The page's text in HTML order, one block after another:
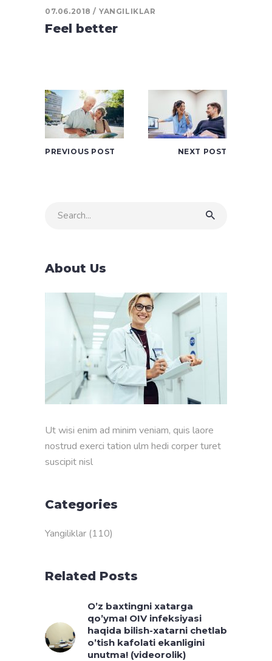
07.06.2018 YANGILIKLAR
Feel better
PREVIOUS POST NEXT POST
Search
About Us
Ut wisi enim ad minim veniam, quis laore
nostrud exerci tation ulm hedi corper turet
suscipit nisl
Categories
Yangiliklar (110)
Related Posts
O’z baxtingni xatarga
qo’yma! OIV infeksiyasi
haqida bilish-xatarni chetlab
o’tish kafolati ekanligini
unutma! (videorolik)